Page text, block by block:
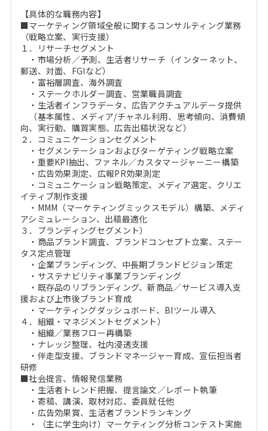
【具体的な職務内容】
■マーケティング領域全般に関するコンサルティング業務
（戦略立案、実行支援）
１．リサーチセグメント
・市場分析／予測、生活者リサーチ（インターネット、
郵送、対面、FGIなど）
・富裕層調査、海外調査
・ステークホルダー調査、営業職員調査
・生活者インフラデータ、広告アクチュアルデータ提供
（基本属性、メディア/チャネル利用、思考傾向、消費傾
向、実行動、購買実態、広告出稿状況など）
２．コミュニケーションセグメント
・セグメンテーションおよびターゲティング戦略立案
・重要KPI抽出、ファネル／カスタマージャーニー構築
・広告効果測定、広報PR効果測定
・コミュニケーション戦略策定、メディア選定、クリエ
イティブ制作支援
・MMM（マーケティングミックスモデル）構築、メディ
アシミュレーション、出稿最適化
３．ブランディングセグメント）
・商品ブランド調査、ブランドコンセプト立案、ステー
タス定点管理
・企業ブランディング、中長期ブランドビジョン策定
・サステナビリティ事業ブランディング
・既存品のリブランディング、新商品／サービス導入支
援および上市後ブランド育成
・マーケティングダッシュボード、BIツール導入
４．組織・マネジメントセグメント）
・組織／業務フロー再構築
・ナレッジ整理、社内浸透支援
・伴走型支援、ブランドマネージャー育成、宣伝担当者
研修
■社会提言、情報発信業務
・生活者トレンド把握、提言論文／レポート執筆
・寄稿、講演、取材対応、委員就任他
・広告効果賞、生活者ブランドランキング
・（主に学生向け）マーケティング分析コンテスト実施